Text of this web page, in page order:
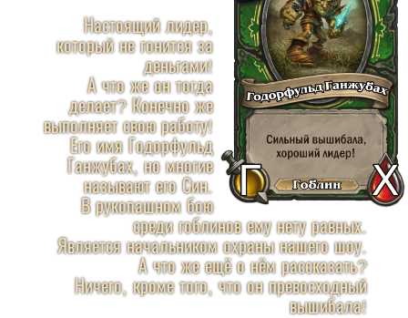
Настоящий лидер,
который не гонится за
деньгами!
А что же он тогда
делает? Конечно же
выполняет свою работу!
Его имя Годорфульд
Ганжубах, но многие
называют его Син.
В рукопашном бою
среди гоблинов ему нету равных.
Является начальником охраны нашего шоу.
А что же ещё о нём рассказать?
Ничего, кроме того, что он превосходный
вышибала!